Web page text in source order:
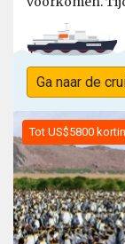
Ga naar de
Tot US$5800